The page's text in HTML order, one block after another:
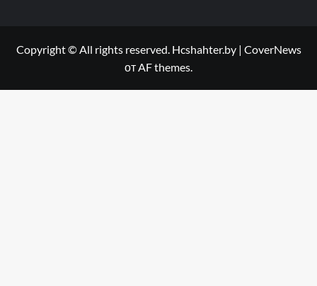
Copyright © All rights reserved. Hcshahter.by | CoverNews
от AF themes.